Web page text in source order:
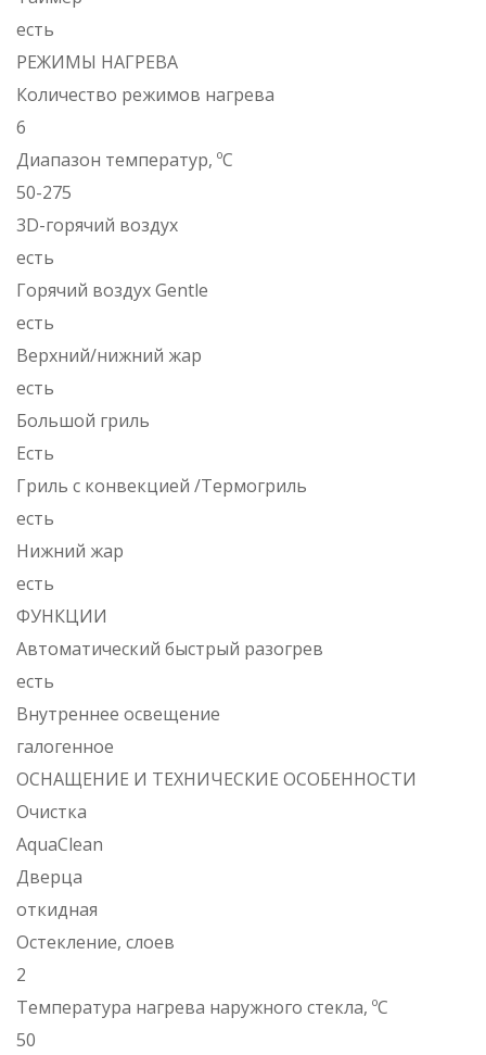
есть
РЕЖИМЫ НАГРЕВА
Количество режимов нагрева
6
Диапазон температур, ºC
50-275
3D-горячий воздух
есть
Горячий воздух Gentle
есть
Верхний/нижний жар
есть
Большой гриль
Есть
Гриль с конвекцией /Термогриль
есть
Нижний жар
есть
ФУНКЦИИ
Автоматический быстрый разогрев
есть
Внутреннее освещение
галогенное
ОСНАЩЕНИЕ И ТЕХНИЧЕСКИЕ ОСОБЕННОСТИ
Очистка
AquaClean
Дверца
откидная
Остекление, слоев
2
Температура нагрева наружного стекла, ºC
50